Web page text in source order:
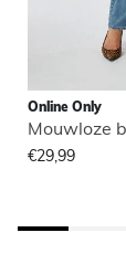
Online Only
Mouwloze
€29,99